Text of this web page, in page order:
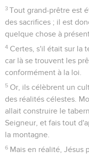
3 Tout grand-prêtre est
des sacrifices ; il est
quelque chose à
4 Certes, s'il était sur la
car là se trouvent les
conformément à la loi.
5 Or, ils célèbrent un
des réalités célestes.
allait construire le
Seigneur, et fais tout
la montagne.
6 Mais en réalité, Jésus